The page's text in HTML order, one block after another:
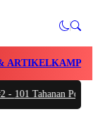
ARTIKELKAMPAR
101 Tahanan Polres